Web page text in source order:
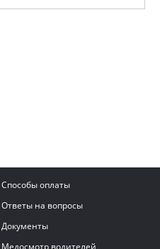
Способы оплаты
Ответы на вопросы
Документы
Медосмотр водителей